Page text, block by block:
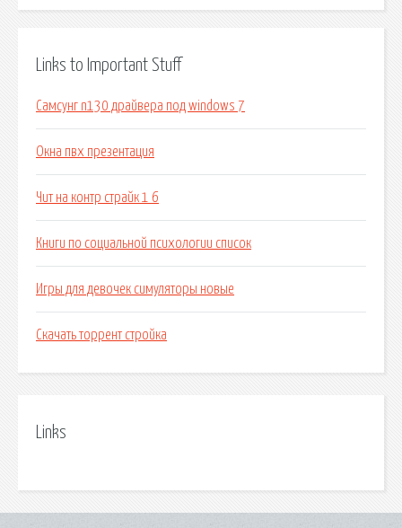
Links to Important Stuff
Самсунг n130 драйвера под windows 7
Окна пвх презентация
Чит на контр страйк 1 6
Книги по социальной психологии список
Игры для девочек симуляторы новые
Скачать торрент стройка
Links